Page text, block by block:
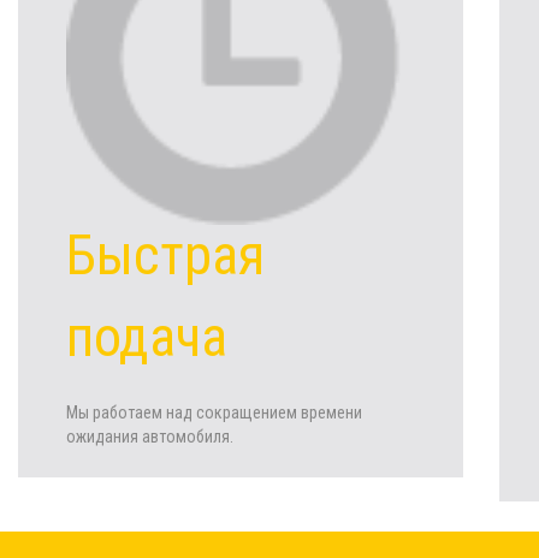
Быстрая
подача
Мы работаем над сокращением времени
ожидания автомобиля.